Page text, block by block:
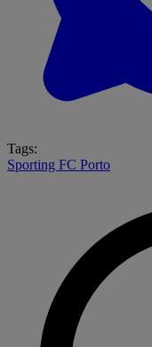
Tags:
Sporting FC Porto